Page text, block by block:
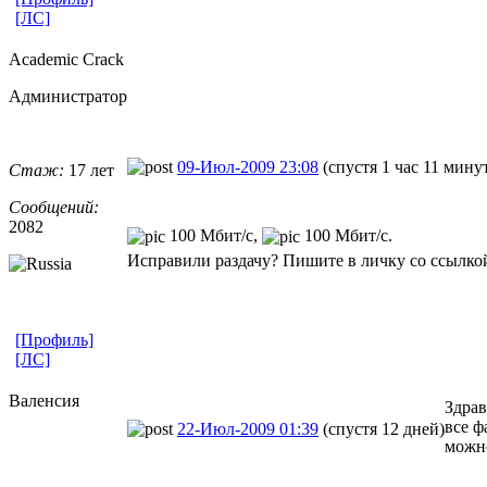
[ЛС]
Academic Crack
Администратор
Стаж: 17 лет
Сообщений:
2082
09-Июл-2009 23:08 (спустя 1 час 11
100 Мбит/с,
100 Мбит/с.
Исправили раздачу? Пишите в личку со
[Профиль]
[ЛС]
Валенсия
22-Июл-2009 01:39 (спустя 12 дней)все